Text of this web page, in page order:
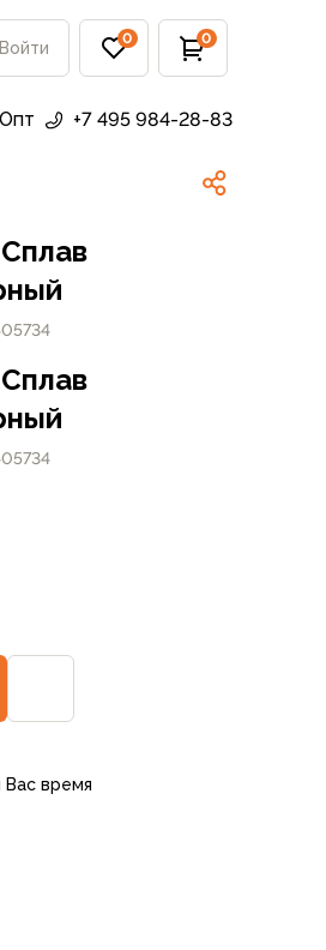
Войти 0 0
Опт +7 495 984-28-83
время